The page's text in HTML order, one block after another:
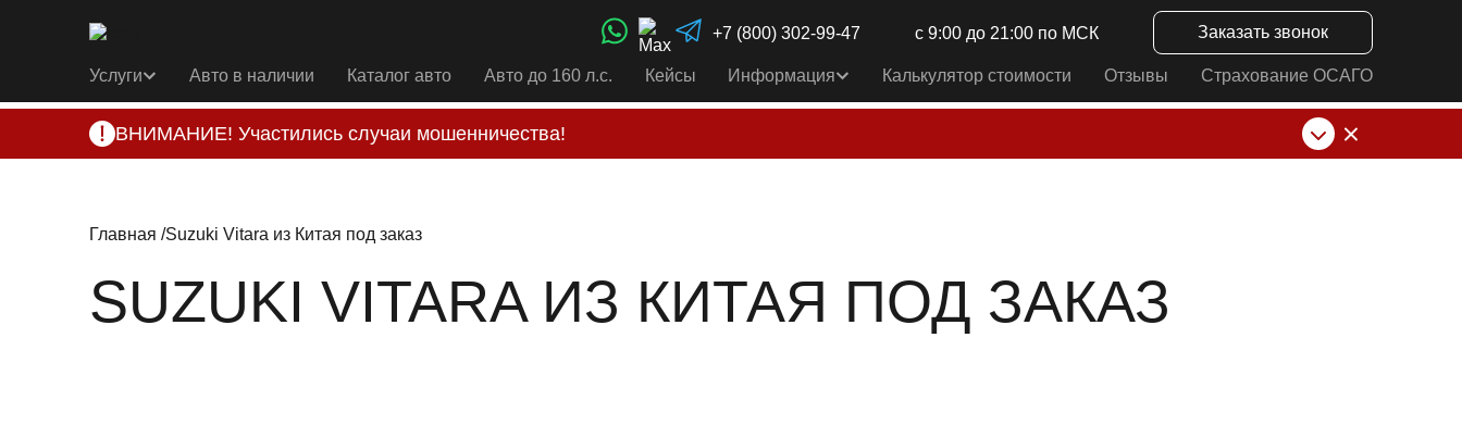
+7 (800) 302-99-47 с 9:00 до 21:00 по МСК Заказать звонок
Услуги Авто в наличии Каталог авто Авто до 160 л.с. Кейсы Информация Калькулятор стоимости Отзывы Страхование ОСАГО
ВНИМАНИЕ! Участились случаи мошенничества!
Главная Suzuki Vitara из Китая под заказ
SUZUKI VITARA ИЗ КИТАЯ ПОД ЗАКАЗ